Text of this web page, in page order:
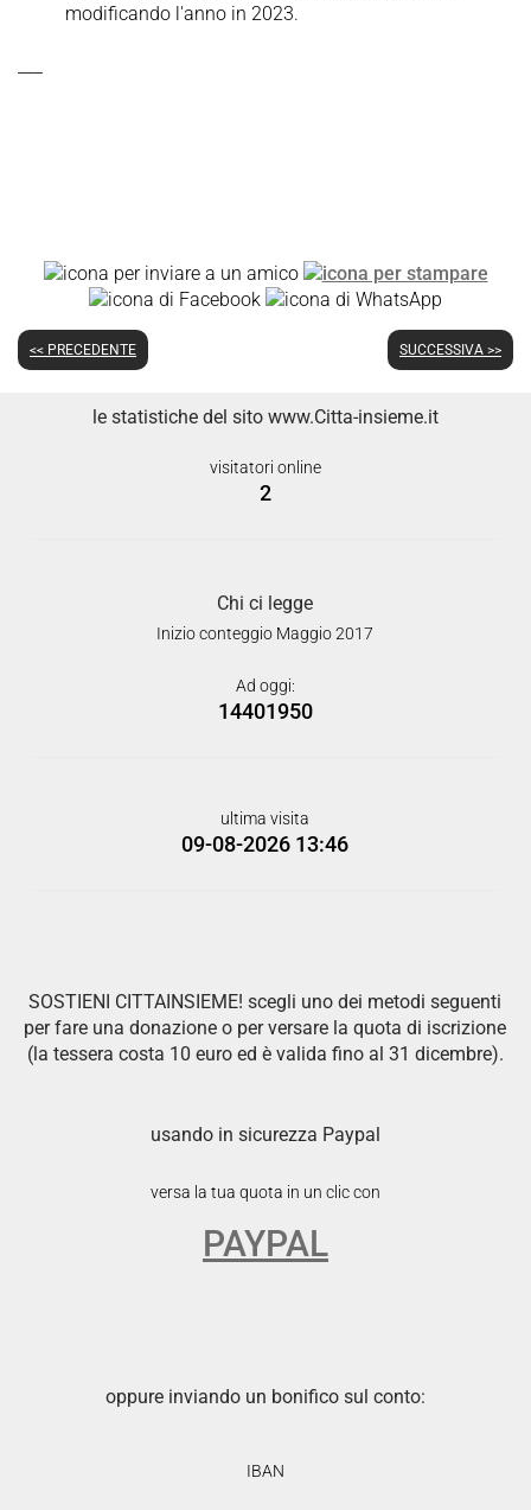
modificando l'anno in 2023.
<< PRECEDENTE SUCCESSIVA >>
le statistiche del sito www.Citta-insieme.it
visitatori online
2
Chi ci legge
Inizio conteggio Maggio 2017
Ad oggi:
14401950
ultima visita
09-08-2026 13:46
SOSTIENI CITTAINSIEME! scegli uno dei metodi seguenti
per fare una donazione o per versare la quota di iscrizione
(la tessera costa 10 euro ed è valida fino al 31 dicembre).
usando in sicurezza Paypal
versa la tua quota in un clic con
PAYPAL
oppure inviando un bonifico sul conto:
IBAN